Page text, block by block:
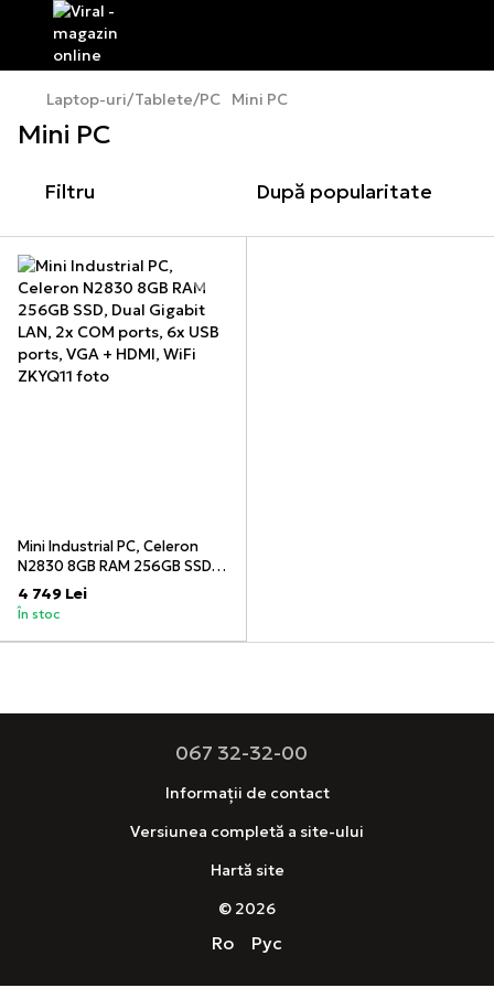
Laptop-uri/Tablete/PC Mini PC
Mini PC
Filtru După popularitate
Mini Industrial PC, Celeron
N2830 8GB RAM 256GB SSD,
Dual Gigabit LAN, 2x COM
ports, 6x USB ports, VGA +
4 749 Lei
În stoc
067 32-32-00
Informații de contact
Versiunea completă a site-ului
Hartă site
© 2026
Ro Рус